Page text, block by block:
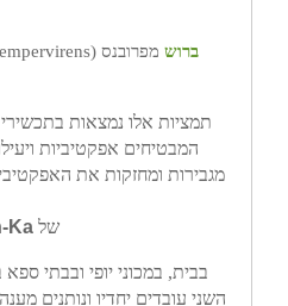
ברוש מפרובנס (
תמציות אלו נמצאות
המבטיחים אפקטיביות
מגבירות ומחזקות את
שלKa
בבית, במכוני יופי ובבתי
השני עובדים יחדיו ונותנים